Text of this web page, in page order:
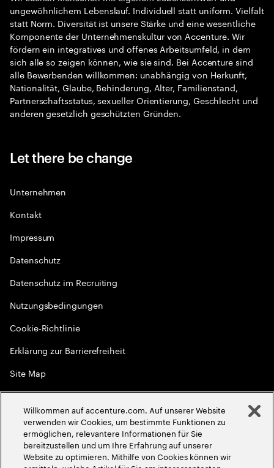
ungewöhnlichem Lebenslauf. Individuell statt uniform. Vielfalt
statt Norm. Diversität ist unsere Stärke und eine wesentliche
Komponente der Unternehmenskultur von Accenture. Wir
fördern ein integratives und offenes Arbeitsumfeld, in dem
sich alle so zeigen können, wie sie sind. Bei Accenture sind
alle Bewerbenden willkommen: unabhängig von Herkunft,
Nationalität, Glaube, Behinderung, Alter, Familienstand,
Partnerschaftsstatus, sexueller Orientierung, Geschlecht und
anderen gesetzlich geschützten Gründen.
Let there be change
Unternehmen
Kontakt
Impressum
Datenschutz
Datenschutz im Recruiting
Nutzungsbedingungen
Cookie-Richtlinie
Erklärung zur Barrierefreiheit
Site Map
Globale Meritokratie
2026Accenture. Alle Rechte vorbehalten
Willkommen auf accenture.com. Auf unserer Website
verwenden wir Cookies, um bestimmte Funktionen zu
ermöglichen, relevantere Informationen für Sie
bereitzustellen und um Ihre Erfahrung auf unserer
Website zu optimieren. Mithilfe von Cookies können wir